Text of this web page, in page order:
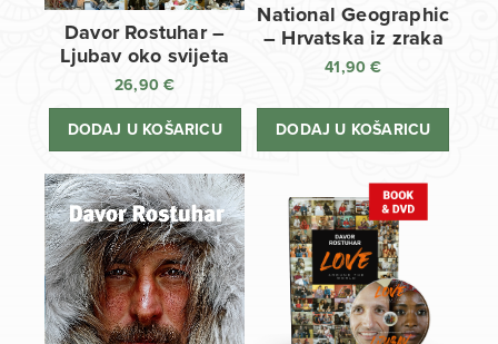
Davor Rostuhar –
Ljubav oko svijeta
26,90€
DODAJ U KOŠARICU
National Geographic
– Hrvatska iz zraka
41,90€
DODAJ U KOŠARICU